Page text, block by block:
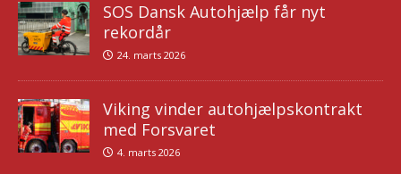
SOS Dansk Autohjælp får nyt
rekordår
24. marts 2026
Viking vinder autohjælpskontrakt
med Forsvaret
4. marts 2026